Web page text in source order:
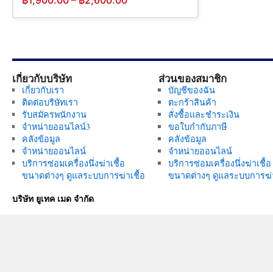
เกี่ยวกับบริษัท
เกี่ยวกับเรา
ติดต่อบริษัทเรา
รับสมัครพนักงาน
จำหน่ายออนไลน์3
คลังข้อมูล
จำหน่ายออนไลน์
บริการซ่อมเครื่องนึ่งฆ่าเชื้อ
ขนาดต่างๆ ดูแลระบบการฆ่าเชื้อ
ส่วนของสมาชิก
บัญชีของฉัน
ตะกร้าสินค้า
สั่งซื้อและชำระเงิน
ขอใบกำกับภาษี
คลังข้อมูล
จำหน่ายออนไลน์
บริการซ่อมเครื่องนึ่งฆ่าเชื้อ
ขนาดต่างๆ ดูแลระบบการฆ่
บริษัท ยูเทค เมด จำกัด